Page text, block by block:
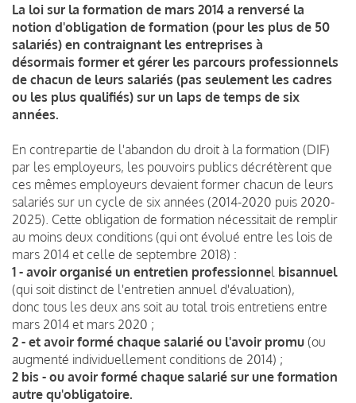
La loi sur la formation de mars 2014 a renversé la
notion d'obligation de formation (pour les plus de 50
salariés) en contraignant les entreprises à
désormais former et gérer les parcours professionnels
de chacun de leurs salariés (pas seulement les cadres
ou les plus qualifiés) sur un laps de temps de six
années.
En contrepartie de l'abandon du droit à la formation (DIF)
par les employeurs, les pouvoirs publics décrétèrent que
ces mêmes employeurs devaient former chacun de leurs
salariés sur un cycle de six années (2014-2020 puis 2020-
2025). Cette obligation de formation nécessitait de remplir
au moins deux conditions (qui ont évolué entre les lois de
mars 2014 et celle de septembre 2018) :
1 - avoir organisé un entretien professionnel bisannuel
(qui soit distinct de l'entretien annuel d'évaluation),
donc tous les deux ans soit au total trois entretiens entre
mars 2014 et mars 2020 ;
2 - et avoir formé chaque salarié ou l'avoir promu (ou
augmenté individuellement conditions de 2014) ;
2 bis - ou avoir formé chaque salarié sur une formation
autre qu'obligatoire.